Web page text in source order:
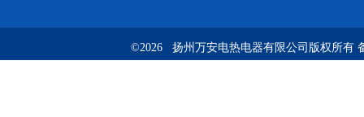
©2026 扬州万安电热电器有限公司版权所有